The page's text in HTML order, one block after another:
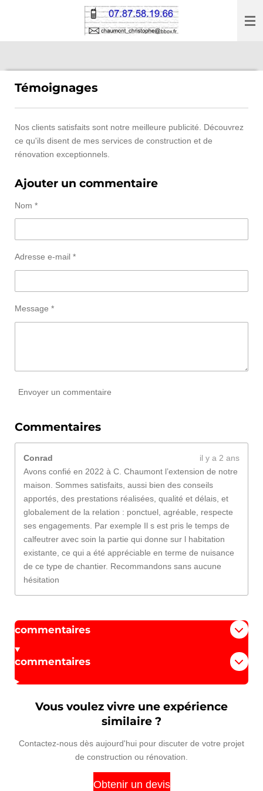
Témoignages
Nos clients satisfaits sont notre meilleure publicité. Découvrez
ce qu'ils disent de mes services de construction et de
rénovation exceptionnels.
Ajouter un commentaire
Nom *
Adresse e-mail *
Message *
Envoyer un commentaire
Commentaires
Conrad
il y a 2 ans
Avons confié en 2022 à C. Chaumont l’extension de notre
maison. Sommes satisfaits, aussi bien des conseils
apportés, des prestations réalisées, qualité et délais, et
globalement de la relation : ponctuel, agréable, respecte
ses engagements. Par exemple Il s est pris le temps de
calfeutrer avec soin la partie qui donne sur l habitation
existante, ce qui a été appréciable en terme de nuisance
de ce type de chantier. Recommandons sans aucune
hésitation
commentaires
commentaires
Vous voulez vivre une expérience
similaire ?
Contactez-nous dès aujourd'hui pour discuter de votre projet
de construction ou rénovation.
Obtenir un devis